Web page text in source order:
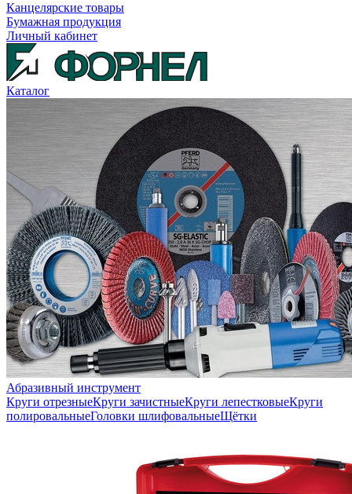
Канцелярские товары
Бумажная продукция
Личный кабинет
Каталог
Абразивный инструмент
Круги отрезныеКруги зачистныеКруги лепестковыеКруги
полировальныеГоловки шлифовальныеЩётки